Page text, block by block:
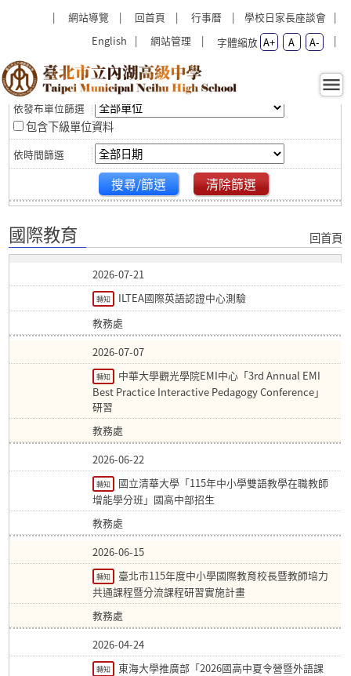
網站導覽
回首頁 行事曆
學校日家長座談會
English
網站管理 字體縮放 A+ A A-
國際教育 - 臺北市立內湖高級
中學
包含下級單位資料
搜尋/篩選 清除篩選
國際教育 回首頁
2026-07-21
轉知
ILTEA國際英語認證中心測驗
教務處
2026-07-07
轉知
中華大學觀光學院EMI中心「3rd Annual EMI
Best Practice Interactive Pedagogy Conference」
研習
教務處
2026-06-22
轉知
國立清華大學「115年中小學雙語教學在職教師
增能學分班」國高中部招生
教務處
2026-06-15
轉知
臺北市115年度中小學國際教育校長暨教師培力
共通課程暨分流課程研習實施計畫
教務處
2026-04-24
轉知
東海大學推廣部「2026國高中夏令營暨外語課